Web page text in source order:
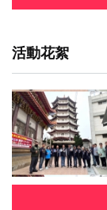
活動花絮